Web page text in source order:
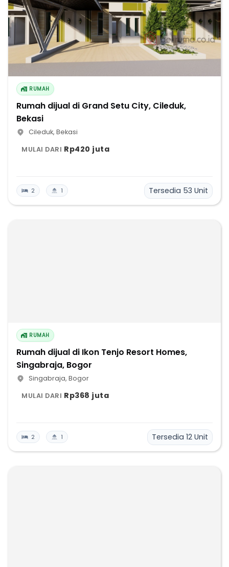
RUMAH
Rumah dijual di Grand Setu City, Cileduk,
Bekasi
Cileduk, Bekasi
MULAI DARI Rp420 juta
2 1 Tersedia 53 Unit
RUMAH
Rumah dijual di Ikon Tenjo Resort Homes,
Singabraja, Bogor
Singabraja, Bogor
MULAI DARI Rp368 juta
2 1 Tersedia 12 Unit